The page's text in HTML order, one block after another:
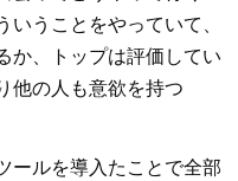
うことをやっていて、
か、トップは評価してい
他の人も意欲を持つ
ールを導入たことで全部